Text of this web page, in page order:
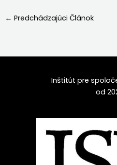
← Predchádzajúci Článok
Inštitút pre
od